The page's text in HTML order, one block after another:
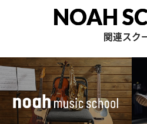
NOAH
関連スク